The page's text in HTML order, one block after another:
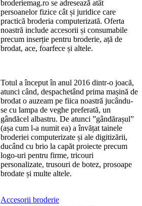
broderiemag.ro se adresează atât
persoanelor fizice cât și juridice care
practică broderia computerizată. Oferta
noastră include accesorii și consumabile
precum inserție pentru broderie, ață de
brodat, ace, foarfece și altele.
Totul a început în anul 2016 dintr-o joacă,
atunci când, despachetând prima mașină de
brodat o auzeam pe fiica noastră jucându-
se cu lampa de veghe preferată, un
gândăcel albastru. De atunci ”gândărașul”
(așa cum l-a numit ea) a învățat tainele
broderiei computerizate și ale digitizării,
ducând cu brio la capăt proiecte precum
logo-uri pentru firme, tricouri
personalizate, trusouri de botez, prosoape
brodate și multe altele.
Accesorii broderie